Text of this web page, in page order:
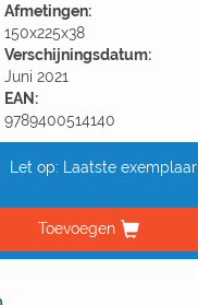
Afmetingen:
150x225x38
Verschijningsdatum:
Juni 2021
EAN:
9789400514140
Let op: Laatste exemplaar
Toevoegen